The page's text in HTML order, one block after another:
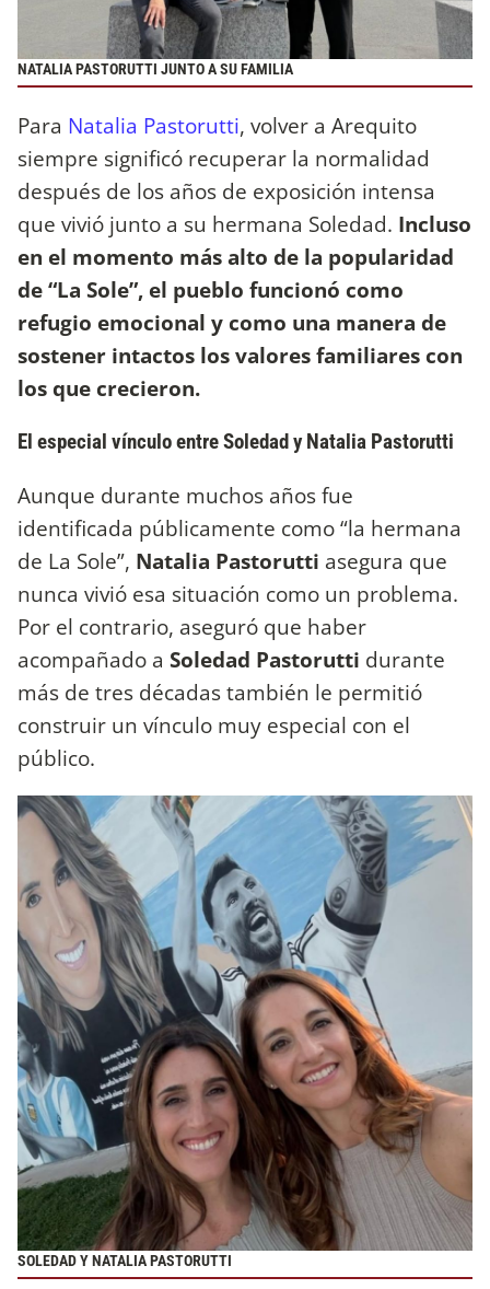
NATALIA PASTORUTTI JUNTO A SU FAMILIA
Para Natalia Pastorutti, volver a Arequito
siempre significó recuperar la normalidad
después de los años de exposición intensa
que vivió junto a su hermana Soledad. Incluso
en el momento más alto de la popularidad
de “La Sole”, el pueblo funcionó como
refugio emocional y como una manera de
sostener intactos los valores familiares con
los que crecieron.
El especial vínculo entre Soledad y Natalia Pastorutti
Aunque durante muchos años fue
identificada públicamente como “la hermana
de La Sole”, Natalia Pastorutti asegura que
nunca vivió esa situación como un problema.
Por el contrario, aseguró que haber
acompañado a Soledad Pastorutti durante
más de tres décadas también le permitió
construir un vínculo muy especial con el
público.
SOLEDAD Y NATALIA PASTORUTTI